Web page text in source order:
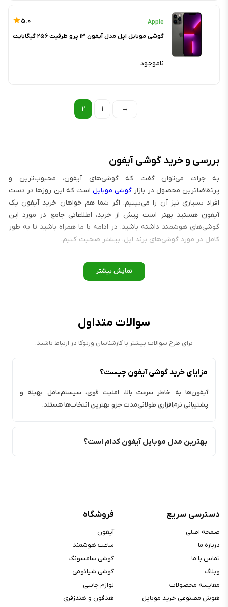
Apple
5.0
گوشی موبایل اپل مدل آیفون ۱۳ پرو ظرفیت ۲۵۶ گیگابایت
ناموجود
→
1
2
بررسی و خرید گوشی آیفون
به جرات می‌توان گفت که گوشی‌های آیفون، محبوب‌ترین و
پرتقاضاترین محصول در بازار گوشی موبایلاست که این روزها در دست
افراد بسیاری نیز آن را می‌بینیم. اگر شما هم خواهان خرید آیفون یک
آیفون هستید بهتر است پیش از خرید، اطلاعاتی جامع در مورد این
گوشی‌های هوشمند داشته باشید. در ادامه با ما همراه باشید تا به طور
کامل در مورد گوشی‌های برند اپل، بیشتر صحبت کنیم.
قیمت گوشی آیفون
قیمت آیفون در بازار نوسانات زیادی دارد و نمی‌توان قیمت واحدی را
می‌توانید به سایت ورتوکا مراجعه کنید تا مدل‌های مختلف را با بهترین
قیمت بازار و گارانتی معتبر مشاهده و در صورت نیاز، دست به خریدی
مطمئن و معقول بزنید.
انواع آیفون
پرفروشترین گجت هوشمند برند اپل، گوشی آیفون است. برند آمریکایی
اپل که از جمله معروف‌ترین شرکت‌های تولیدکننده‌ی لوازم دیجیتال و
تلفن همراه است از سال ۱۹۷۶ فعالیت خود را شروع کرده و توانسته
خیلی سریع خود را به یکی از بهترین شرکت‌های تولیدکننده‌ی سخت‌افزار
و نرم‌افزارهای کامپیوتری در جهان تبدیل کند. این غول تکنولوژی طی
سال‌های فعالیت خود، پیشرفت بسیار زیادی داشته و توانسته خود را به
سوالات متداول
برای طرح سوالات بیشتر با کارشناسان ورتوکا در ارتباط باشید.
مزایای خرید گوشی آیفون چیست؟
آیفون‌ها به خاطر سرعت بالا، امنیت قوی، سیستم‌عامل بهینه و
پشتیبانی نرم‌افزاری طولانی‌مدت جزو بهترین انتخاب‌ها هستند.
بهترین مدل موبایل آیفون کدام است؟
دسترسی سریع
صفحه اصلی
درباره ما
تماس با ما
وبلاگ
مقایسه محصولات
هوش مصنوعی خرید موبایل
فروشگاه
آیفون
ساعت هوشمند
گوشی سامسونگ
گوشی شیائومی
لوازم جانبی
هدفون و هندزفری